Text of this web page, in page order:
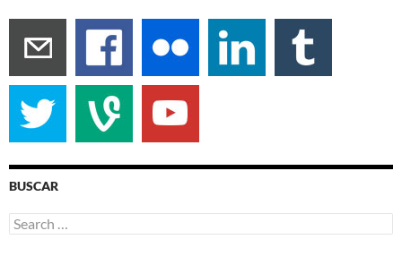
BUSCAR
Search
for: